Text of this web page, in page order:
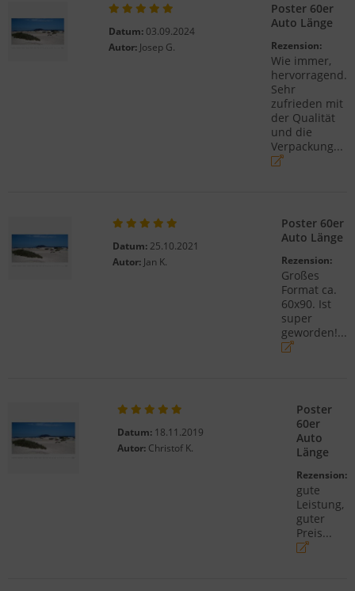
Datum: 03.09.2024
Autor: Josep G.
Poster 60er
Auto Länge
Rezension:
Wie immer,
hervorragend.
Sehr
zufrieden mit
der Qualität
und die
Verpackung...
Datum:25.10.2021
Autor:Jan K.
Poster 60er
Auto Länge
Rezension:
Großes
Format ca.
60x90. Ist
super
geworden!...
Datum: 18.11.2019
Autor: Christof K.
Poster
60er
Auto
Länge
Rezension:
gute
Leistung,
guter
Preis...